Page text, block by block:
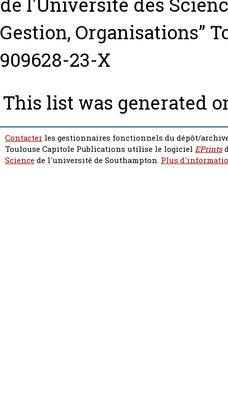
Gestion, Organisations”
909628-23-X
This list was generated
Contacter les gestionnaires fonctionnels du dépôt/
Toulouse Capitole Publications utilise le logiciel EPrints
Sciencede l'université de Southampton. Plus